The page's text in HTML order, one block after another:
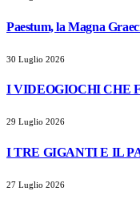
Paestum, la Magna
30 Luglio 2026
I VIDEOGIOCHI CHE
29 Luglio 2026
I TRE GIGANTI E IL
27 Luglio 2026